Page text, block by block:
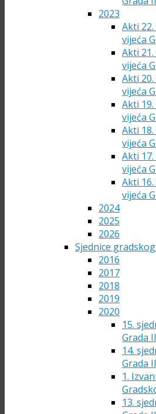
2023
Akti
vijeća
Akti
vijeća
Akti
vijeća
Akti
vijeća
Akti
vijeća
Akti
vijeća
Akti
vijeća
2024
2025
2026
Sjednice
2016
2017
2018
2019
2020
15.
Grada
14.
Grada
1.
13.